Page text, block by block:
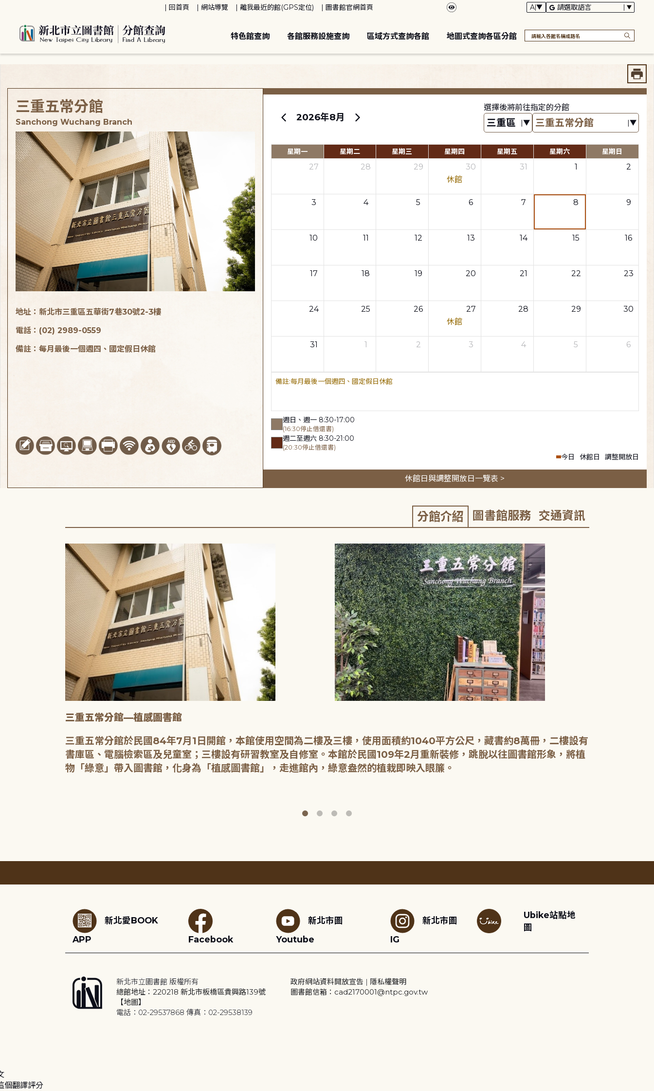
回首頁 網站導覽 離我最近的館(GPS定位) 圖書館官網首頁
特色館查詢 各館服務設施查詢 區域方式查詢各館 地圖式查詢各區分館
2026年8月
選擇後將前往指定的分館
星期一 星期二 星期三 星期四 星期五 星期六 星期日
27 28 29
30
休館
31 1 2
3 4 5 6 7 8 9
10 11 12 13 14 15 16
17 18 19 20 21 22 23
24 25 26
27
休館
28 29 30
31 1 2 3 4 5 6
每月最後一個週四、國定假日休館
週日、週一 8:30-17:00
(16:30停止借還書)
週二至週六 8:30-21:00
(20:30停止借還書)
今日 休館日 調整開放日
休館日與調整開放日一覽表 >
三重五常分館
Sanchong Wuchang Branch
地址：新北市三重區五華街7巷30號2-3樓
電話：(02) 2989-0559
備註：每月最後一個週四、國定假日休館
分館介紹 圖書館服務 交通資訊
三重五常分館—植感圖書館
三重五常分館於民國84年7月1日開館，本館使用空間為二樓及三樓，使用面積約1040平方公尺，藏書約8萬冊，二樓設有
書庫區、電腦檢索區及兒童室；三樓設有研習教室及自修室。本館於民國109年2月重新裝修，跳脫以往圖書館形象，將植
物「綠意」帶入圖書館，化身為「植感圖書館」，走進館內，綠意盎然的植栽即映入眼簾。
新北愛BOOK
APP
Facebook
新北市圖
Youtube
新北市圖
IG
Ubike站點地
圖
新北市立圖書館 版權所有
總館地址：220218 新北市板橋區貴興路139號
【地圖】
電話：02-29537868 傳真：02-29538139
政府網站資料開放宣告 | 隱私權聲明
圖書館信箱：cad2170001@ntpc.gov.tw
個翻譯評分